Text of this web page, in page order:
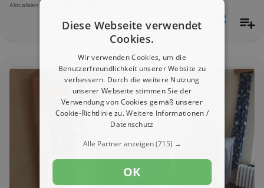
Aktualisiert: 11 Stunden, 36 Minuten
Diese Webseite verwendet
Cookies.
Wir verwenden Cookies, um die
Benutzerfreundlichkeit unserer Website zu
verbessern. Durch die weitere Nutzung
unserer Webseite stimmen Sie der
Verwendung von Cookies gemäß unserer
Cookie-Richtlinie zu.Weitere Informationen /
Datenschutz
Alle Partner anzeigen(715) →
OK